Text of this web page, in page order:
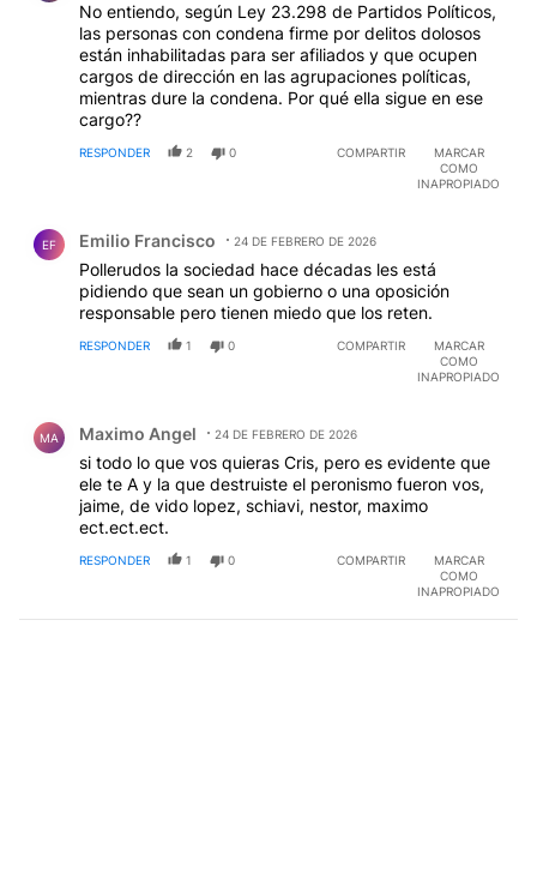
No entiendo, según Ley 23.298 de Partidos Políticos,
las personas con condena firme por delitos dolosos
están inhabilitadas para ser afiliados y que ocupen
cargos de dirección en las agrupaciones políticas,
mientras dure la condena. Por qué ella sigue en ese
cargo??
RESPONDER 2 0 COMPARTIR
MARCAR
COMO
INAPROPIADO
EF Emilio Francisco 24 DE FEBRERO DE 2026
Pollerudos la sociedad hace décadas les está
pidiendo que sean un gobierno o una oposición
responsable pero tienen miedo que los reten.
RESPONDER 1 0 COMPARTIR
MARCAR
COMO
INAPROPIADO
MA Maximo Angel 24 DE FEBRERO DE 2026
si todo lo que vos quieras Cris, pero es evidente que
ele te A y la que destruiste el peronismo fueron vos,
jaime, de vido lopez, schiavi, nestor, maximo
ect.ect.ect.
RESPONDER 1 0 COMPARTIR
MARCAR
COMO
INAPROPIADO